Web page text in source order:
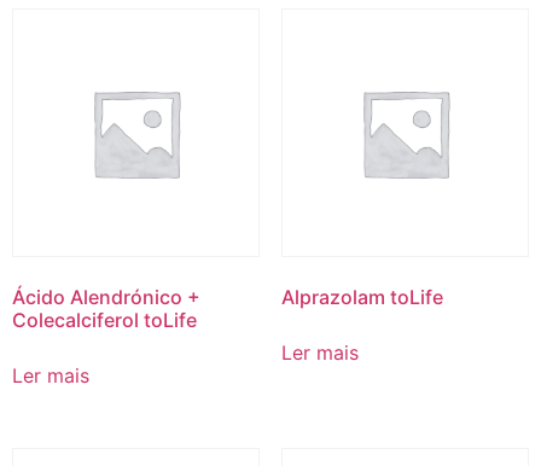
Ácido Alendrónico +
Colecalciferol toLife
Ler mais
Alprazolam toLife
Ler mais